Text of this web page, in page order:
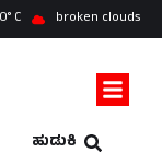
broken clouds
ಹುಡುಕಿ